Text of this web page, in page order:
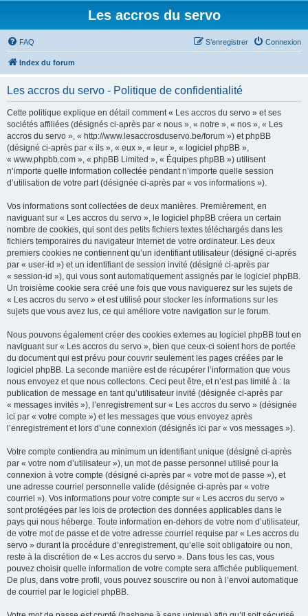
Les accros du servo
FAQ Connexion
S’enregistrer
Index du forum
Les accros du servo - Politique de confidentialité
Cette politique explique en détail comment « Les accros du servo » et ses
sociétés affiliées (désignés ci-après par « nous », « notre », « nos », « Les
accros du servo », « http://www.lesaccrosduservo.be/forum ») et phpBB
(désigné ci-après par « ils », « eux », « leur », « logiciel phpBB »,
« www.phpbb.com », « phpBB Limited », « Équipes phpBB ») utilisent
n’importe quelle information collectée pendant n’importe quelle session
d’utilisation de votre part (désignée ci-après par « vos informations »).
Vos informations sont collectées de deux manières. Premièrement, en
naviguant sur « Les accros du servo », le logiciel phpBB créera un certain
nombre de cookies, qui sont des petits fichiers textes téléchargés dans les
fichiers temporaires du navigateur Internet de votre ordinateur. Les deux
premiers cookies ne contiennent qu’un identifiant utilisateur (désigné ci-après
par « user-id ») et un identifiant de session invité (désigné ci-après par
« session-id »), qui vous sont automatiquement assignés par le logiciel phpBB.
Un troisième cookie sera créé une fois que vous naviguerez sur les sujets de
« Les accros du servo » et est utilisé pour stocker les informations sur les
sujets que vous avez lus, ce qui améliore votre navigation sur le forum.
Nous pouvons également créer des cookies externes au logiciel phpBB tout en
naviguant sur « Les accros du servo », bien que ceux-ci soient hors de portée
du document qui est prévu pour couvrir seulement les pages créées par le
logiciel phpBB. La seconde manière est de récupérer l’information que vous
nous envoyez et que nous collectons. Ceci peut être, et n’est pas limité à : la
publication de message en tant qu’utilisateur invité (désignée ci-après par
« messages invités »), l’enregistrement sur « Les accros du servo » (désignée
ici par « votre compte ») et les messages que vous envoyez après
l’enregistrement et lors d’une connexion (désignés ici par « vos messages »).
Votre compte contiendra au minimum un identifiant unique (désigné ci-après
par « votre nom d’utilisateur »), un mot de passe personnel utilisé pour la
connexion à votre compte (désigné ci-après par « votre mot de passe »), et
une adresse courriel personnelle valide (désignée ci-après par « votre
courriel »). Vos informations pour votre compte sur « Les accros du servo »
sont protégées par les lois de protection des données applicables dans le
pays qui nous héberge. Toute information en-dehors de votre nom d’utilisateur,
de votre mot de passe et de votre adresse courriel requise par « Les accros du
servo » durant la procédure d’enregistrement, qu’elle soit obligatoire ou non,
reste à la discrétion de « Les accros du servo ». Dans tous les cas, vous
pouvez choisir quelle information de votre compte sera affichée publiquement.
De plus, dans votre profil, vous pouvez souscrire ou non à l’envoi automatique
de courriel par le logiciel phpBB.